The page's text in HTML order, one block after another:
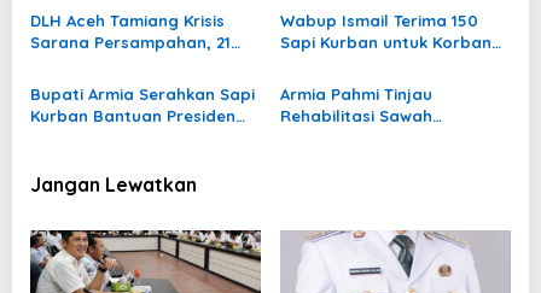
Kebangkitan Pascabanjir
Tamiang Gelar Santunan
Anak Yatim
DLH Aceh Tamiang Krisis
Sarana Persampahan, 21
Banjir
Wabup Ismail Terima 150
Sapi Kurban untuk Korban
dan WEPA
Bupati Armia Serahkan Sapi
Kurban Bantuan Presiden
Armia Pahmi Tinjau
Rehabilitasi Sawah
Jangan Lewatkan